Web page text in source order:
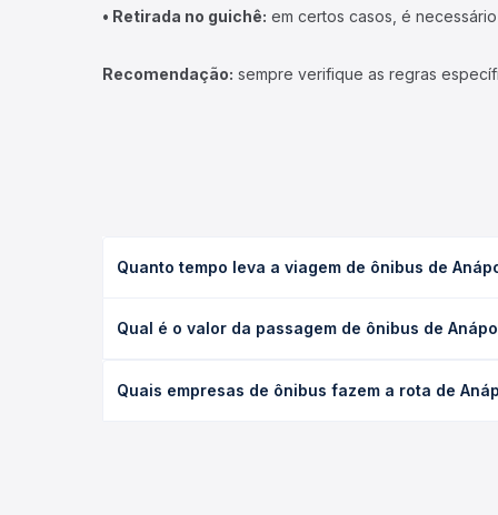
• Retirada no guichê: em certos casos, é
Recomendação: sempre verifique as regras
Quanto tempo leva a viagem de ônibus de
executivo ou leito) e as condições de tráfego. Na
Qual é o valor da passagem de ônibus de
de poltrona e a antecedência da compra. Na
Quais empresas de ônibus fazem a rota de